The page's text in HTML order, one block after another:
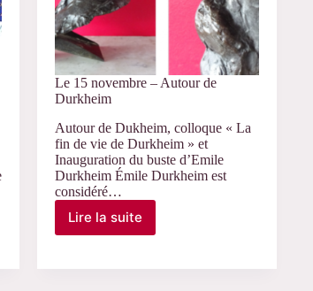
Le 15 novembre – Autour de
Durkheim
Autour de Dukheim, colloque « La
fin de vie de Durkheim » et
Inauguration du buste d’Emile
Durkheim Émile Durkheim est
considéré…
Lire la suite
Le